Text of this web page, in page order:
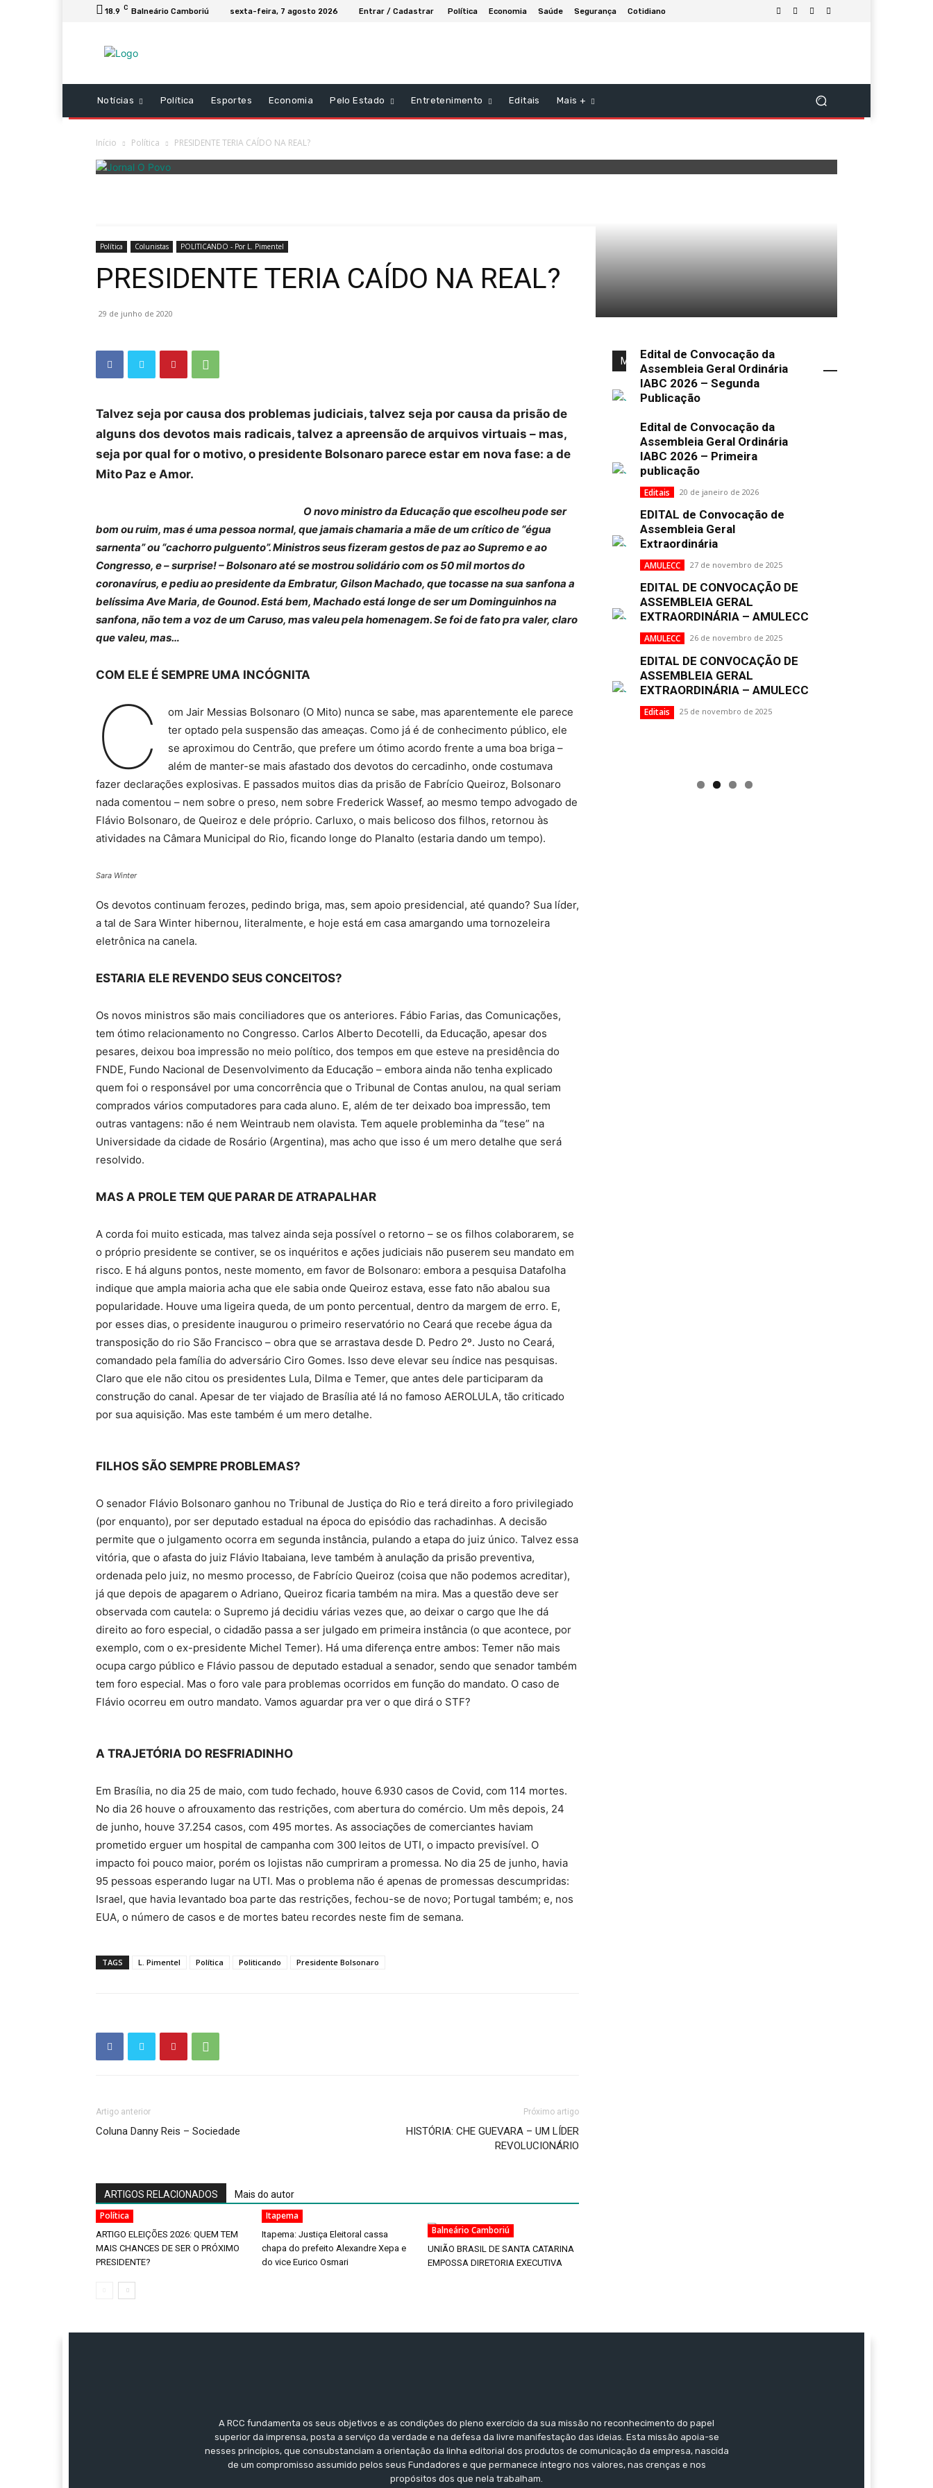
18.9 C Balneário Camboriú sexta-feira, 7 agosto 2026 Entrar / Cadastrar Política Economia Saúde Segurança Cotidiano
Notícias Política Esportes Economia Pelo Estado Entretenimento Editais Mais +
Início Política PRESIDENTE TERIA CAÍDO NA REAL?
Política Colunistas POLITICANDO - Por L. Pimentel
PRESIDENTE TERIA CAÍDO NA REAL?
29 de junho de 2020
Talvez seja por causa dos problemas judiciais, talvez seja por causa da prisão de
alguns dos devotos mais radicais, talvez a apreensão de arquivos virtuais – mas,
seja por qual for o motivo, o presidente Bolsonaro parece estar em nova fase: a de
Mito Paz e Amor.
O novo ministro da Educação que escolheu pode ser
bom ou ruim, mas é uma pessoa normal, que jamais chamaria a mãe de um crítico de “égua
sarnenta” ou “cachorro pulguento”. Ministros seus fizeram gestos de paz ao Supremo e ao
Congresso, e – surprise! – Bolsonaro até se mostrou solidário com os 50 mil mortos do
coronavírus, e pediu ao presidente da Embratur, Gilson Machado, que tocasse na sua sanfona a
belíssima Ave Maria, de Gounod. Está bem, Machado está longe de ser um Dominguinhos na
sanfona, não tem a voz de um Caruso, mas valeu pela homenagem. Se foi de fato pra valer, claro
que valeu, mas…
COM ELE É SEMPRE UMA INCÓGNITA
C
om Jair Messias Bolsonaro (O Mito) nunca se sabe, mas aparentemente ele parece
ter optado pela suspensão das ameaças. Como já é de conhecimento público, ele
se aproximou do Centrão, que prefere um ótimo acordo frente a uma boa briga –
além de manter-se mais afastado dos devotos do cercadinho, onde costumava
fazer declarações explosivas. E passados muitos dias da prisão de Fabrício Queiroz, Bolsonaro
nada comentou – nem sobre o preso, nem sobre Frederick Wassef, ao mesmo tempo advogado de
Flávio Bolsonaro, de Queiroz e dele próprio. Carluxo, o mais belicoso dos filhos, retornou às
atividades na Câmara Municipal do Rio, ficando longe do Planalto (estaria dando um tempo).
Sara Winter
Os devotos continuam ferozes, pedindo briga, mas, sem apoio presidencial, até quando? Sua líder,
a tal de Sara Winter hibernou, literalmente, e hoje está em casa amargando uma tornozeleira
eletrônica na canela.
ESTARIA ELE REVENDO SEUS CONCEITOS?
Os novos ministros são mais conciliadores que os anteriores. Fábio Farias, das Comunicações,
tem ótimo relacionamento no Congresso. Carlos Alberto Decotelli, da Educação, apesar dos
pesares, deixou boa impressão no meio político, dos tempos em que esteve na presidência do
FNDE, Fundo Nacional de Desenvolvimento da Educação – embora ainda não tenha explicado
quem foi o responsável por uma concorrência que o Tribunal de Contas anulou, na qual seriam
comprados vários computadores para cada aluno. E, além de ter deixado boa impressão, tem
outras vantagens: não é nem Weintraub nem olavista. Tem aquele probleminha da “tese” na
Universidade da cidade de Rosário (Argentina), mas acho que isso é um mero detalhe que será
resolvido.
MAS A PROLE TEM QUE PARAR DE ATRAPALHAR
A corda foi muito esticada, mas talvez ainda seja possível o retorno – se os filhos colaborarem, se
o próprio presidente se contiver, se os inquéritos e ações judiciais não puserem seu mandato em
risco. E há alguns pontos, neste momento, em favor de Bolsonaro: embora a pesquisa Datafolha
indique que ampla maioria acha que ele sabia onde Queiroz estava, esse fato não abalou sua
popularidade. Houve uma ligeira queda, de um ponto percentual, dentro da margem de erro. E,
por esses dias, o presidente inaugurou o primeiro reservatório no Ceará que recebe água da
transposição do rio São Francisco – obra que se arrastava desde D. Pedro 2º. Justo no Ceará,
comandado pela família do adversário Ciro Gomes. Isso deve elevar seu índice nas pesquisas.
Claro que ele não citou os presidentes Lula, Dilma e Temer, que antes dele participaram da
construção do canal. Apesar de ter viajado de Brasília até lá no famoso AEROLULA, tão criticado
por sua aquisição. Mas este também é um mero detalhe.
FILHOS SÃO SEMPRE PROBLEMAS?
O senador Flávio Bolsonaro ganhou no Tribunal de Justiça do Rio e terá direito a foro privilegiado
(por enquanto), por ser deputado estadual na época do episódio das rachadinhas. A decisão
permite que o julgamento ocorra em segunda instância, pulando a etapa do juiz único. Talvez essa
vitória, que o afasta do juiz Flávio Itabaiana, leve também à anulação da prisão preventiva,
ordenada pelo juiz, no mesmo processo, de Fabrício Queiroz (coisa que não podemos acreditar),
já que depois de apagarem o Adriano, Queiroz ficaria também na mira. Mas a questão deve ser
observada com cautela: o Supremo já decidiu várias vezes que, ao deixar o cargo que lhe dá
direito ao foro especial, o cidadão passa a ser julgado em primeira instância (o que acontece, por
exemplo, com o ex-presidente Michel Temer). Há uma diferença entre ambos: Temer não mais
ocupa cargo público e Flávio passou de deputado estadual a senador, sendo que senador também
tem foro especial. Mas o foro vale para problemas ocorridos em função do mandato. O caso de
Flávio ocorreu em outro mandato. Vamos aguardar pra ver o que dirá o STF?
A TRAJETÓRIA DO RESFRIADINHO
Em Brasília, no dia 25 de maio, com tudo fechado, houve 6.930 casos de Covid, com 114 mortes.
No dia 26 houve o afrouxamento das restrições, com abertura do comércio. Um mês depois, 24
de junho, houve 37.254 casos, com 495 mortes. As associações de comerciantes haviam
prometido erguer um hospital de campanha com 300 leitos de UTI, o impacto previsível. O
impacto foi pouco maior, porém os lojistas não cumpriram a promessa. No dia 25 de junho, havia
95 pessoas esperando lugar na UTI. Mas o problema não é apenas de promessas descumpridas:
Israel, que havia levantado boa parte das restrições, fechou-se de novo; Portugal também; e, nos
EUA, o número de casos e de mortes bateu recordes neste fim de semana.
TAGS L. Pimentel Política Politicando Presidente Bolsonaro
Artigo anterior
Coluna Danny Reis – Sociedade
Próximo artigo
HISTÓRIA: CHE GUEVARA – UM LÍDER
REVOLUCIONÁRIO
ARTIGOS RELACIONADOS Mais do autor
Política
ARTIGO ELEIÇÕES 2026: QUEM TEM
MAIS CHANCES DE SER O PRÓXIMO
PRESIDENTE?
Itapema
Itapema: Justiça Eleitoral cassa
chapa do prefeito Alexandre Xepa e
do vice Eurico Osmari
Balneário Camboriú
UNIÃO BRASIL DE SANTA CATARINA
EMPOSSA DIRETORIA EXECUTIVA
Mais Popular
Edital de Convocação da
Assembleia Geral Ordinária
IABC 2026 – Segunda
Publicação
Edital de Convocação da
Assembleia Geral Ordinária
IABC 2026 – Primeira
publicação
Editais 20 de janeiro de 2026
EDITAL de Convocação de
Assembleia Geral
Extraordinária
AMULECC 27 de novembro de 2025
EDITAL DE CONVOCAÇÃO DE
ASSEMBLEIA GERAL
EXTRAORDINÁRIA – AMULECC
AMULECC 26 de novembro de 2025
EDITAL DE CONVOCAÇÃO DE
ASSEMBLEIA GERAL
EXTRAORDINÁRIA – AMULECC
Editais 25 de novembro de 2025
A RCC fundamenta os seus objetivos e as condições do pleno exercício da sua missão no reconhecimento do papel
superior da imprensa, posta a serviço da verdade e na defesa da livre manifestação das ideias. Esta missão apoia-se
nesses princípios, que consubstanciam a orientação da linha editorial dos produtos de comunicação da empresa, nascida
de um compromisso assumido pelos seus Fundadores e que permanece íntegro nos valores, nas crenças e nos
propósitos dos que nela trabalham.